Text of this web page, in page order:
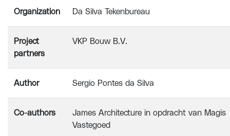
Organization Da Silva Tekenbureau
Project
partners
VKP Bouw B.V.
Author Sergio Pontes da Silva
Co-authors
James Architecture in opdracht van Magis
Vastegoed